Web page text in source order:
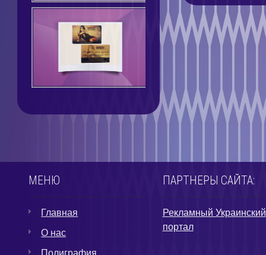
МЕНЮ
Главная
О нас
Полиграфия
ПАРТНЕРЫ САЙТА:
Рекламный Украинский
портал